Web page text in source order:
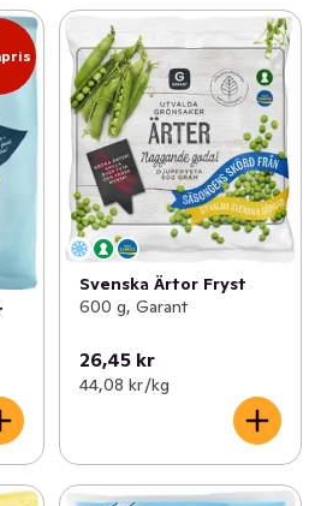
Svenska Ärtor Fryst
600 g, Garant
26,45 kr
44,08 kr /kg